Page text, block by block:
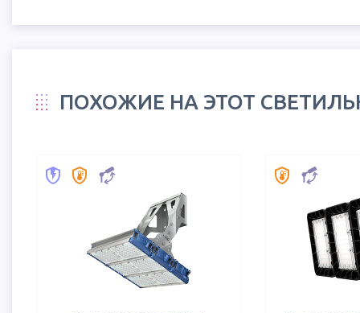
ПОХОЖИЕ НА ЭТОТ